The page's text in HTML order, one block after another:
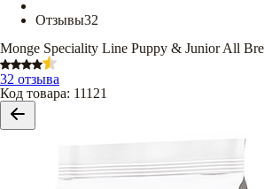
Отзывы32
Monge Speciality Line Puppy & Junior All
32 отзыва
Код товара: 11121